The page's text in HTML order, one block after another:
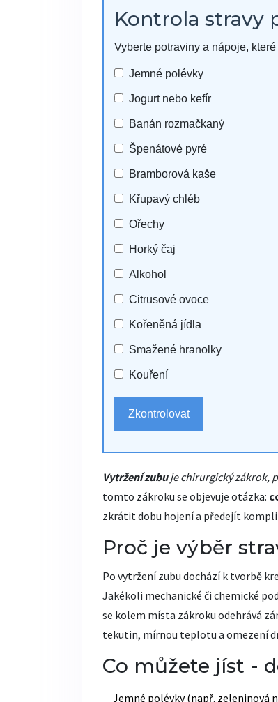
Kontrola stravy
Vyberte potraviny a nápoje,
Jemné polévky
Jogurt nebo kefír
Banán rozmačkaný
Špenátové pyré
Bramborová kaše
Křupavý chléb
Ořechy
Horký čaj
Alkohol
Citrusové ovoce
Kořeněná jídla
Smažené hranolky
Kouření
Zkontrolovat
Vytržení zubuje chirurgický zákrok,
tomto zákroku se objevuje otázka:
zkrátit dobu hojení a předejít
Proč je výběr
Po vytržení zubu dochází k tvorbě
Jakékoli mechanické či chemické
se kolem místa zákroku odehrává
tekutin, mírnou teplotu a omezení
Co můžete jíst -
Jemné polévky (např. zeleninová